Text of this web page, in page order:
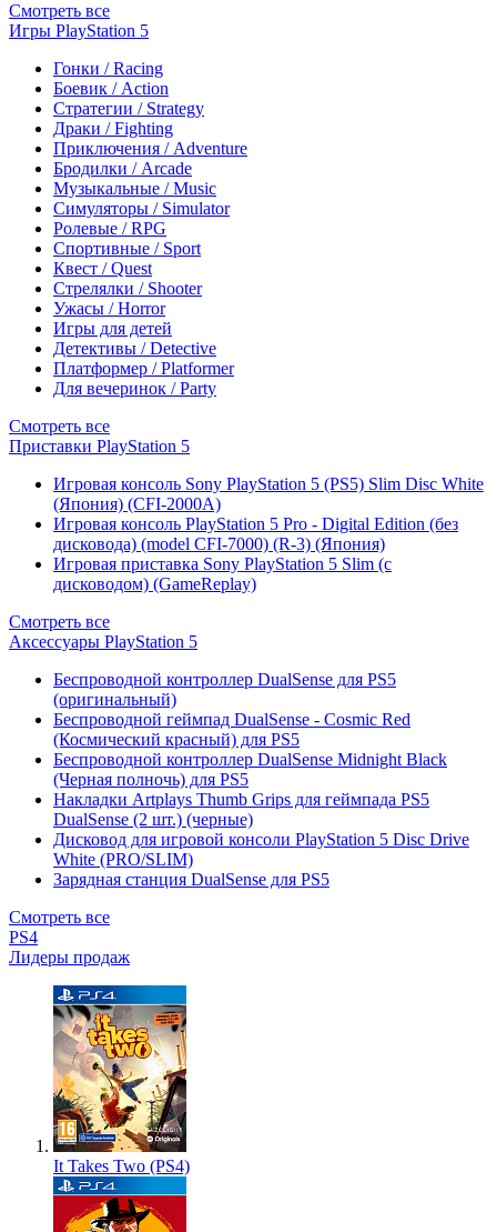
Смотреть все
Игры PlayStation 5
Гонки / Racing
Боевик / Action
Стратегии / Strategy
Драки / Fighting
Приключения / Adventure
Бродилки / Arcade
Музыкальные / Music
Симуляторы / Simulator
Ролевые / RPG
Спортивные / Sport
Квест / Quest
Стрелялки / Shooter
Ужасы / Horror
Игры для детей
Детективы / Detective
Платформер / Platformer
Для вечеринок / Party
Смотреть все
Приставки PlayStation 5
Игровая консоль Sony PlayStation 5 (PS5) Slim Disc White
(Япония) (CFI-2000A)
Игровая консоль PlayStation 5 Pro - Digital Edition (без
дисковода) (model CFI-7000) (R-3) (Япония)
Игровая приставка Sony PlayStation 5 Slim (с
дисководом) (GameReplay)
Смотреть все
Аксессуары PlayStation 5
Беспроводной контроллер DualSense для PS5
(оригинальный)
Беспроводной геймпад DualSense - Cosmic Red
(Космический красный) для PS5
Беспроводной контроллер DualSense Midnight Black
(Черная полночь) для PS5
Накладки Artplays Thumb Grips для геймпада PS5
DualSense (2 шт.) (черные)
Дисковод для игровой консоли PlayStation 5 Disc Drive
White (PRO/SLIM)
Зарядная станция DualSense для PS5
Смотреть все
PS4
Лидеры продаж
It Takes Two (PS4)